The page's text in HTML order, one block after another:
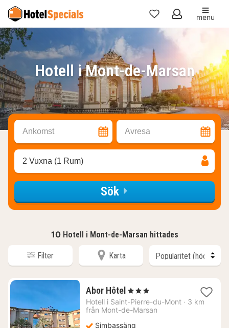
Mina
favoriter
menu
Hotell i Mont-de-Marsan
Ankomst Avresa
2 Vuxna (1 Rum)
Sök
10 Hotell i Mont-de-Marsan hittades
Filter Karta
Abor Hôtel 1
natt
från
, 3 Stjärnor
Hotell i Saint-Pierre-du-Mont · 3 km
från Mont-de-Marsan
Simbassäng